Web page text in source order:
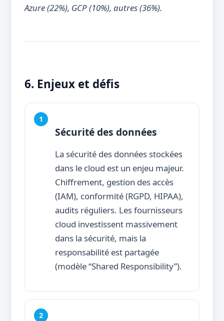
Azure (22%), GCP (10%), autres (36%).
6. Enjeux et défis
Sécurité des données
La sécurité des données stockées
dans le cloud est un enjeu majeur.
Chiffrement, gestion des accès
(IAM), conformité (RGPD, HIPAA),
audits réguliers. Les fournisseurs
cloud investissent massivement
dans la sécurité, mais la
responsabilité est partagée
(modèle “Shared Responsibility”).